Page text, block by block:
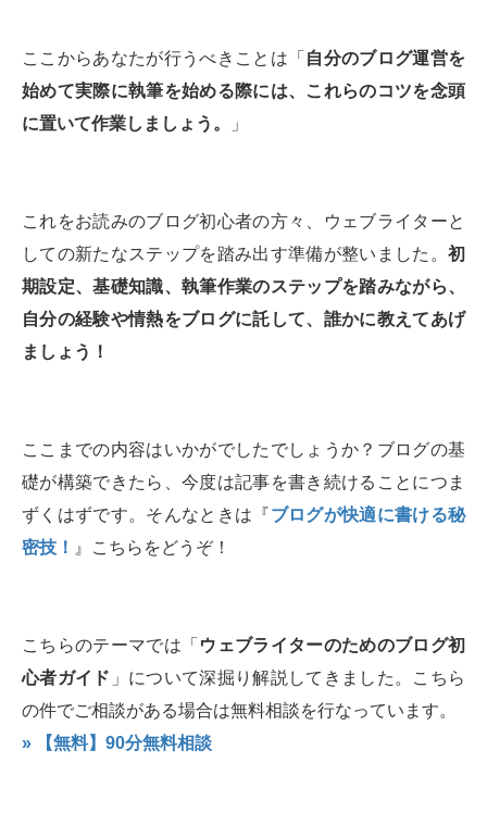
ここからあなたが行うべきことは「 自分のブログ運営を
始めて実際に執筆を始める際には、これらのコツを念頭
に置いて作業しましょう。
」
これをお読みのブログ初心者の方々、ウェブライターと
しての新たなステップを踏み出す準備が整いました。 初
期設定、基礎知識、執筆作業のステップを踏みながら、
自分の経験や情熱をブログに託して、誰かに教えてあげ
ましょう！
ここまでの内容はいかがでしたでしょうか？ブログの基
礎が構築できたら、今度は記事を書き続けることにつま
ずくはずです。そんなときは『ブログが快適に書ける秘
密技！ 』こちらをどうぞ！
こちらのテーマでは「 ウェブライターのためのブログ初
心者ガイド 」について深掘り解説してきました。こちら
の件でご相談がある場合は無料相談を行なっています。
» 【無料】90分無料相談